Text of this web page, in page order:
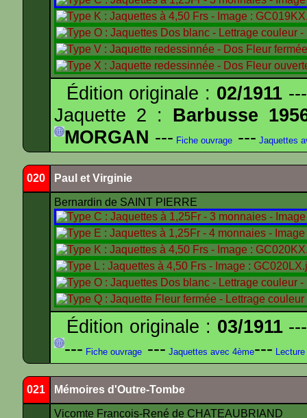
Édition originale : 02/1911
Jaquette 2 : Barbusse
MORGAN --- Fiche ouvrage --- Jaquettes
020 Paul et Virginie
Bernardin de SAINT PIERRE
Édition originale : 03/1911
--- Fiche ouvrage --- Jaquettes avec 4ème--- Lecture
021 Mémoires d'Outre-Tombe
Vicomte François-René de CHATEAUBRIAND